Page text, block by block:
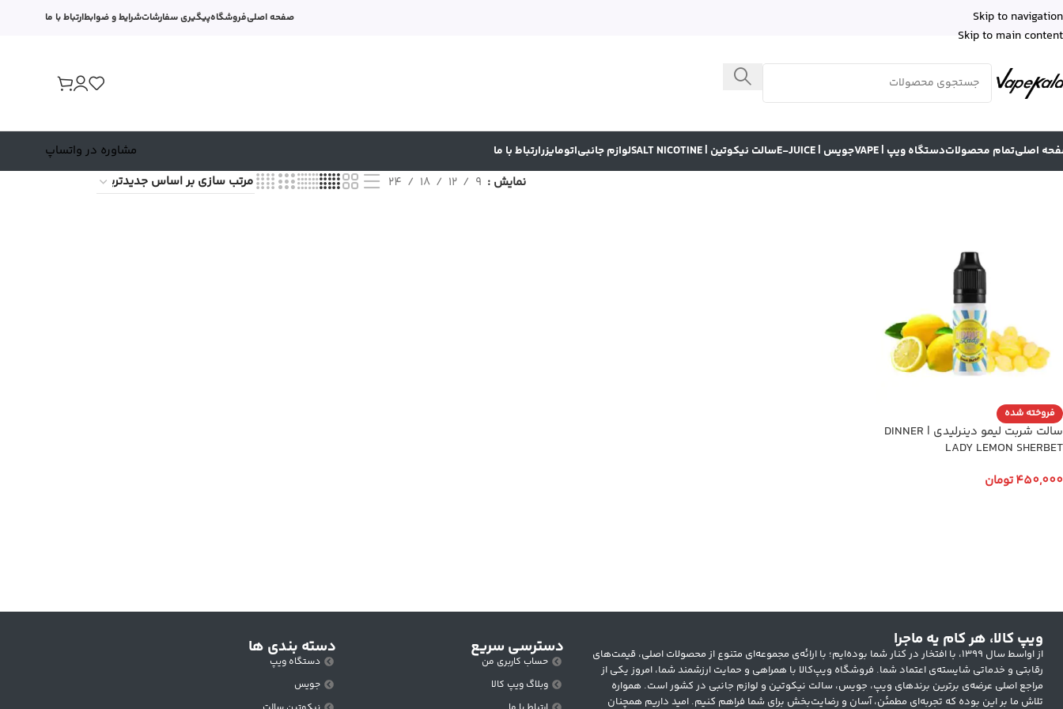
Skip to navigation
Skip to main content
صفحه اصلیفروشگاهپیگیری سفارشاتشرایط و ضوابطارتباط با ما
اصلیتمام محصولاتدستگاه ویپ | VAPE جویس | E-JUICE سالت نیکوتین | SALT NICOTINE لوازم جانبیاتومایزرارتباط با ما
مشاوره در واتساپ
نمایش
9
12
18
24
فروخته شده
سالت شربت لیمو دینرلیدی | DINNER
LADY LEMON SHERBET
450,000تومان
ویپ کالا، هر کام یه ماجرا
از اواسط سال ۱۳۹۹، با افتخار در کنار شما بوده‌ایم؛ با ارائه‌ی مجموعه‌ای متنوع از محصولات اصلی، قیمت‌های
رقابتی و خدماتی شایسته‌ی اعتماد شما. فروشگاه ویپ‌کالا با همراهی و حمایت ارزشمند شما، امروز یکی از
مراجع اصلی عرضه‌ی برترین برندهای ویپ، جویس، سالت نیکوتین و لوازم جانبی در کشور است. همواره
تلاش ما بر این بوده که تجربه‌ای مطمئن، آسان و رضایت‌بخش برای شما فراهم کنیم. امید داریم همچنان
دسترسی سریع
حساب کاربری من
وبلاگ ویپ کالا
دسته بندی ها
دستگاه ویپ
جویس